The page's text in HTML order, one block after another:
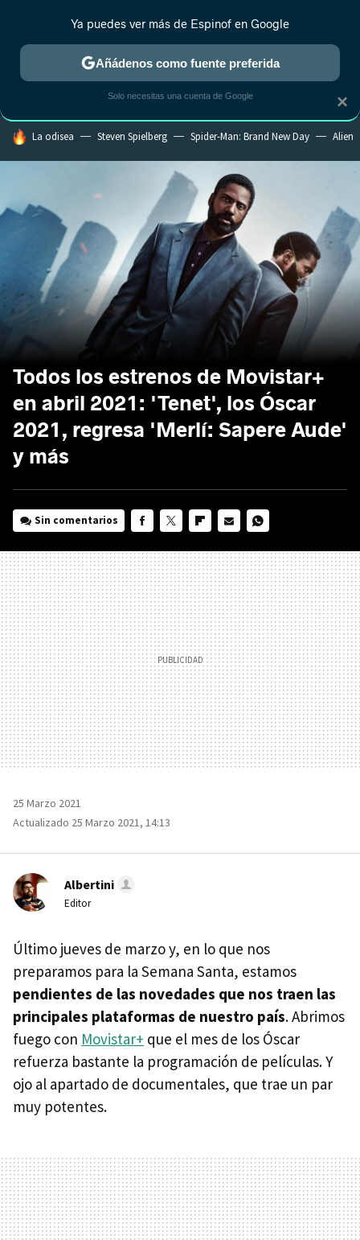
MENÚ NUEVO
ESTRENOS REALITY ANIME RANKINGS CINE
HOY SE HABLA DE
La odisea Steven Spielberg Spider-Man: Brand New Day Alien
Todos los estrenos de Movistar+
en abril 2021: 'Tenet', los Óscar
2021, regresa 'Merlí: Sapere Aude'
y más
Sin comentarios
MAIL
25 Marzo 2021
Actualizado 25 Marzo 2021, 14:13
Albertini
Editor
Último jueves de marzo y, en lo que nos
preparamos para la Semana Santa, estamos
pendientes de las novedades que nos traen las
principales plataformas de nuestro país. Abrimos
fuego con Movistar+ que el mes de los Óscar
refuerza bastante la programación de películas. Y
ojo al apartado de documentales, que trae un par
muy potentes.
×
Ya puedes ver más de Espinof en Google
Añádenos como fuente preferida
Solo necesitas una cuenta de Google